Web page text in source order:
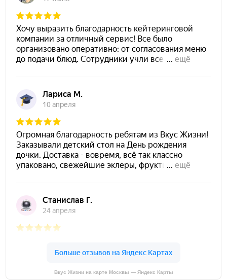
Вкус Жизни на карте Москвы — Яндекс Карты